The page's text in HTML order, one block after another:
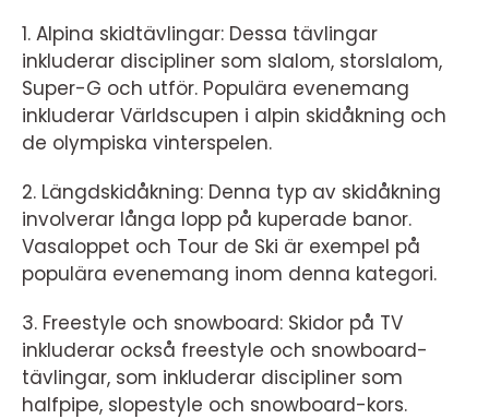
1. Alpina skidtävlingar: Dessa tävlingar
inkluderar discipliner som slalom, storslalom,
Super-G och utför. Populära evenemang
inkluderar Världscupen i alpin skidåkning och
de olympiska vinterspelen.
2. Längdskidåkning: Denna typ av skidåkning
involverar långa lopp på kuperade banor.
Vasaloppet och Tour de Ski är exempel på
populära evenemang inom denna kategori.
3. Freestyle och snowboard: Skidor på TV
inkluderar också freestyle och snowboard-
tävlingar, som inkluderar discipliner som
halfpipe, slopestyle och snowboard-kors.